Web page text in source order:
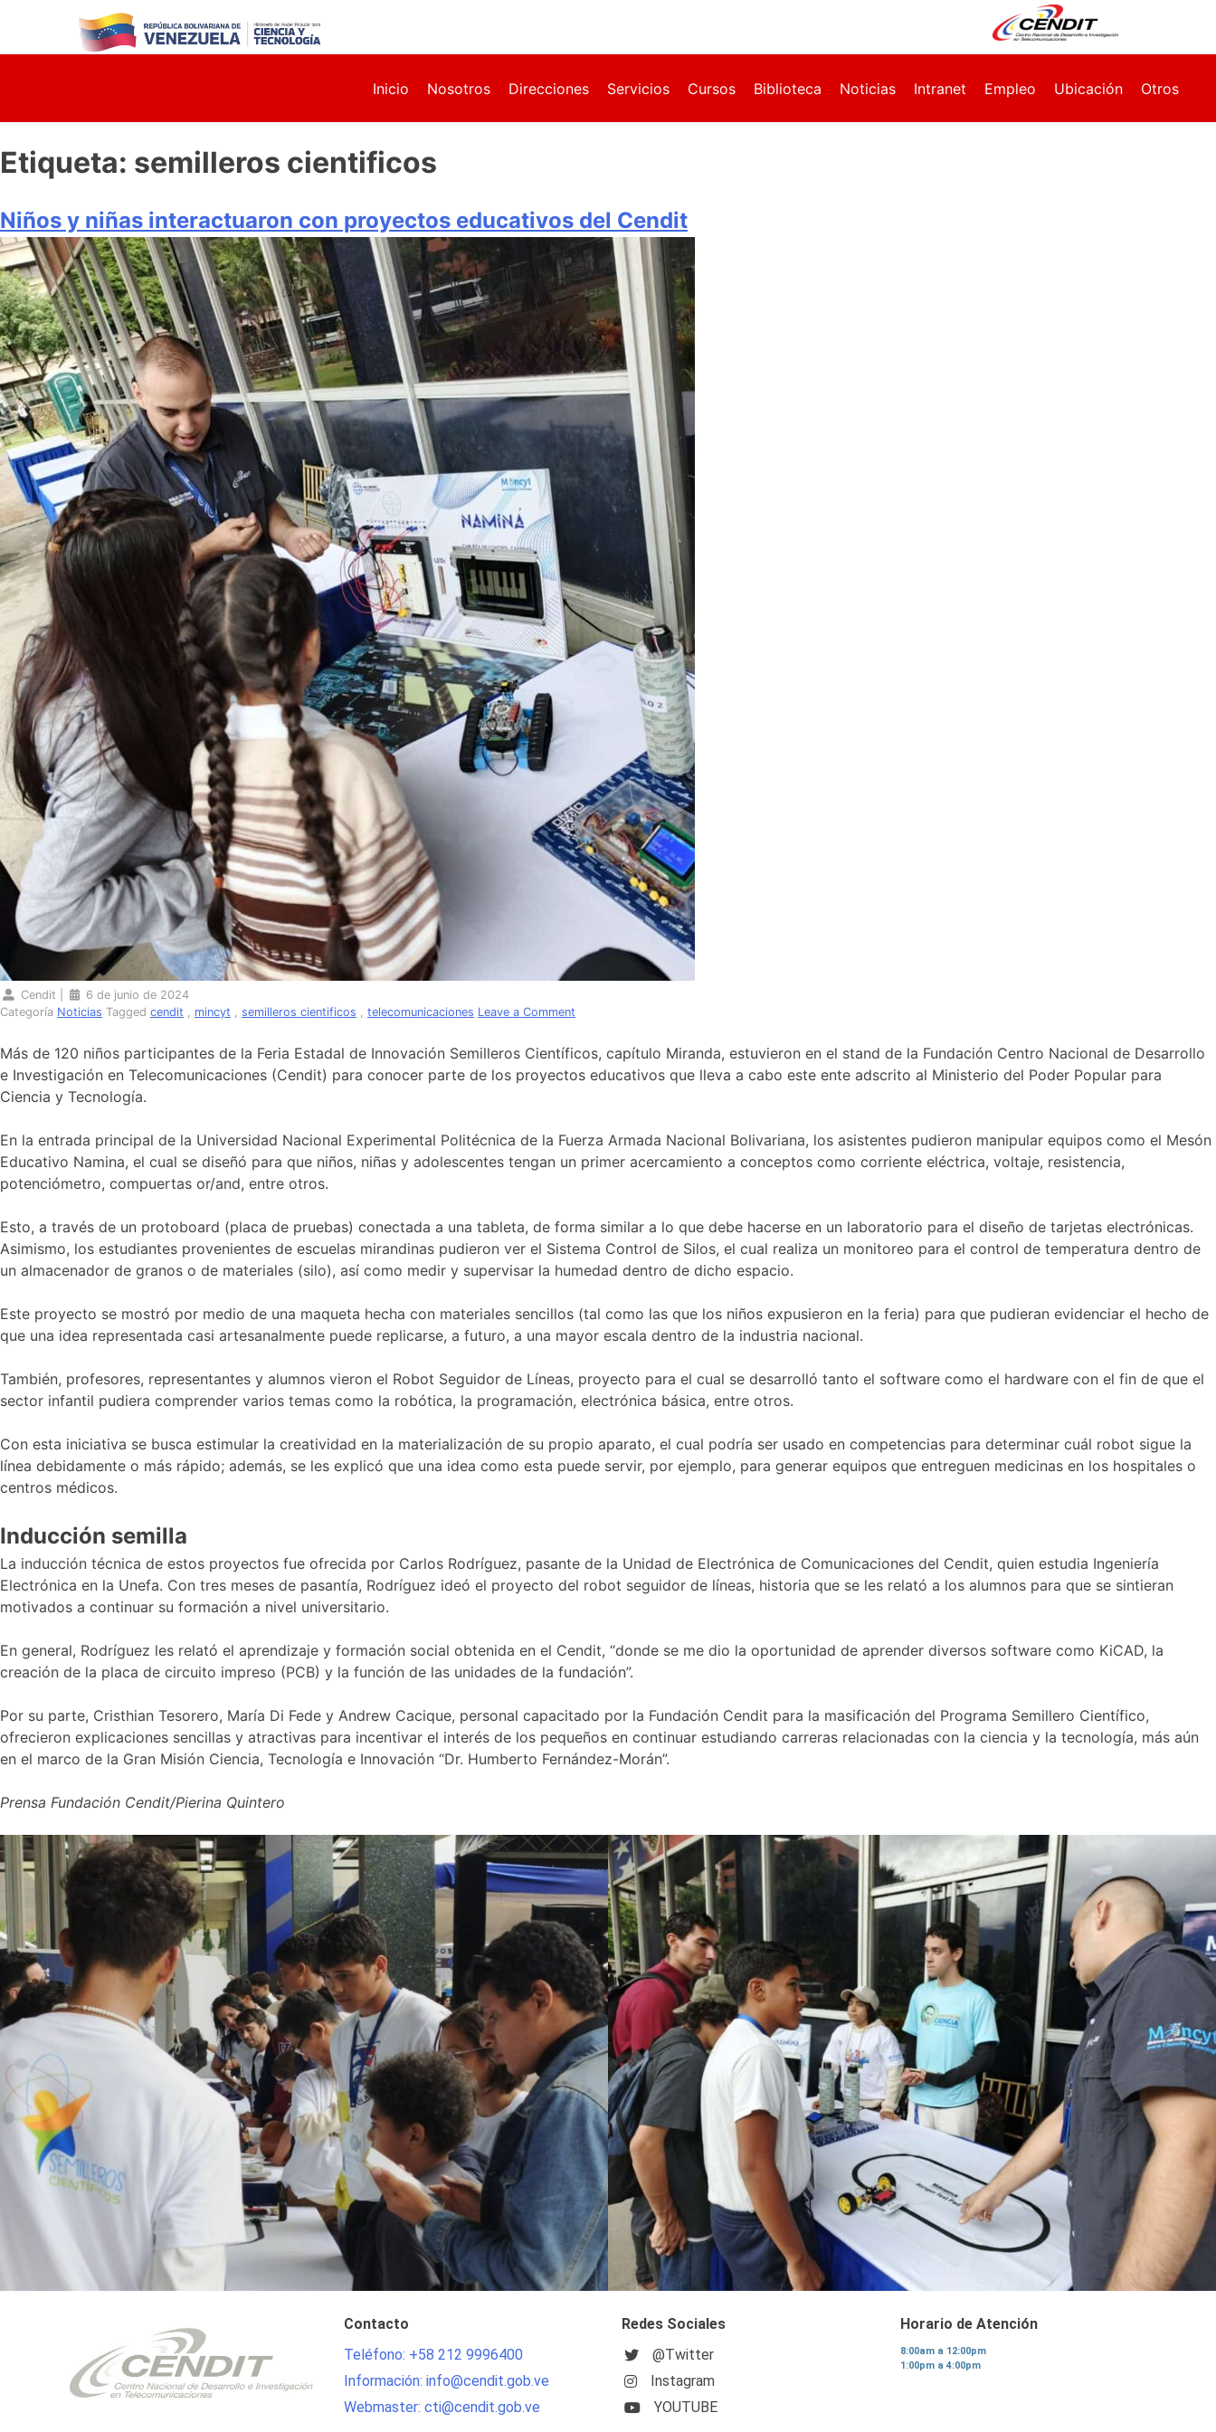
content
Inicio
Nosotros Direcciones Servicios Cursos Biblioteca Noticias Intranet Empleo Ubicación Otros
Etiqueta: semilleros cientificos
Niños y niñas interactuaron con proyectos educativos del Cendit
Cendit
6 de junio de 2024
Categoría Noticias Tagged cendit mincyt semilleros cientificos telecomunicaciones Leave a Comment
niñas
interactuaron
del
Cendit
Más de 120 niños participantes de la Feria Estadal de Innovación Semilleros Científicos, capítulo Miranda, estuvieron en el stand de la Fundación Centro Nacional de Desarrollo
e Investigación en Telecomunicaciones (Cendit) para conocer parte de los proyectos educativos que lleva a cabo este ente adscrito al Ministerio del Poder Popular para
Ciencia y Tecnología.
En la entrada principal de la Universidad Nacional Experimental Politécnica de la Fuerza Armada Nacional Bolivariana, los asistentes pudieron manipular equipos como el Mesón
Educativo Namina, el cual se diseñó para que niños, niñas y adolescentes tengan un primer acercamiento a conceptos como corriente eléctrica, voltaje, resistencia,
potenciómetro, compuertas or/and, entre otros.
Esto, a través de un protoboard (placa de pruebas) conectada a una tableta, de forma similar a lo que debe hacerse en un laboratorio para el diseño de tarjetas electrónicas.
Asimismo, los estudiantes provenientes de escuelas mirandinas pudieron ver el Sistema Control de Silos, el cual realiza un monitoreo para el control de temperatura dentro de
un almacenador de granos o de materiales (silo), así como medir y supervisar la humedad dentro de dicho espacio.
Este proyecto se mostró por medio de una maqueta hecha con materiales sencillos (tal como las que los niños expusieron en la feria) para que pudieran evidenciar el hecho de
que una idea representada casi artesanalmente puede replicarse, a futuro, a una mayor escala dentro de la industria nacional.
También, profesores, representantes y alumnos vieron el Robot Seguidor de Líneas, proyecto para el cual se desarrolló tanto el software como el hardware con el fin de que el
sector infantil pudiera comprender varios temas como la robótica, la programación, electrónica básica, entre otros.
Con esta iniciativa se busca estimular la creatividad en la materialización de su propio aparato, el cual podría ser usado en competencias para determinar cuál robot sigue la
línea debidamente o más rápido; además, se les explicó que una idea como esta puede servir, por ejemplo, para generar equipos que entreguen medicinas en los hospitales o
centros médicos.
Inducción semilla
La inducción técnica de estos proyectos fue ofrecida por Carlos Rodríguez, pasante de la Unidad de Electrónica de Comunicaciones del Cendit, quien estudia Ingeniería
Electrónica en la Unefa. Con tres meses de pasantía, Rodríguez ideó el proyecto del robot seguidor de líneas, historia que se les relató a los alumnos para que se sintieran
motivados a continuar su formación a nivel universitario.
En general, Rodríguez les relató el aprendizaje y formación social obtenida en el Cendit, “donde se me dio la oportunidad de aprender diversos software como KiCAD, la
creación de la placa de circuito impreso (PCB) y la función de las unidades de la fundación”.
Por su parte, Cristhian Tesorero, María Di Fede y Andrew Cacique, personal capacitado por la Fundación Cendit para la masificación del Programa Semillero Científico,
ofrecieron explicaciones sencillas y atractivas para incentivar el interés de los pequeños en continuar estudiando carreras relacionadas con la ciencia y la tecnología, más aún
en el marco de la Gran Misión Ciencia, Tecnología e Innovación “Dr. Humberto Fernández-Morán”.
Prensa Fundación Cendit/Pierina Quintero
Contacto
Teléfono: +58 212 9996400
Información: info@cendit.gob.ve
Webmaster: cti@cendit.gob.ve
Redes Sociales
@Twitter
Instagram
YOUTUBE
Horario de Atención
8:00am a 12:00pm
1:00pm a 4:00pm